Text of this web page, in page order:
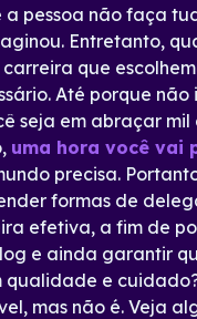
a pessoa não faça
Entretanto,
que
Até porque não
seja em abraçar mil
uma hora você vai
precisa.
formas de
efetiva, a fim de
e ainda garantir
qualidade e
mas não é. Veja